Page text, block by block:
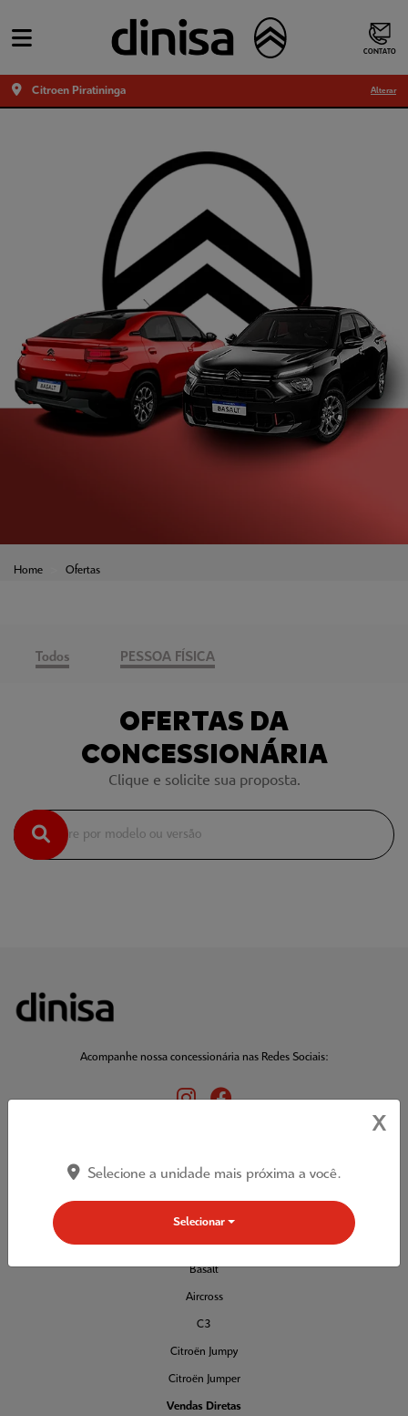
CONTATO
Citroen Piratininga Alterar
Home Ofertas
Todos PESSOA FÍSICA
OFERTAS DA
CONCESSIONÁRIA
Clique e solicite sua proposta.
Acompanhe nossa concessionária nas Redes Sociais:
CNPJ: 15.337.345/0001-02
Ofertas
Novos
Basalt
Aircross
C3
Citroën Jumpy
Citroën Jumper
Vendas Diretas
X
Selecione a unidade mais próxima a você.
Selecionar